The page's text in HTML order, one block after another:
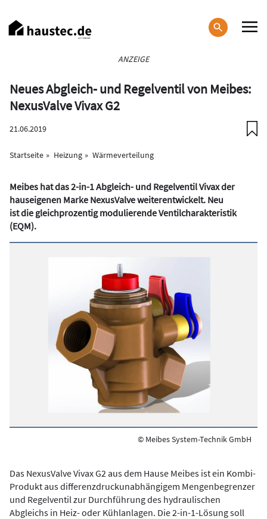
zum
Inhalt
ANZEIGE
Neues Abgleich- und Regelventil von Meibes:
NexusValve Vivax G2
21.06.2019
Startseite Heizung Wärmeverteilung
Meibes hat das 2-in-1 Abgleich- und Regelventil Vivax der
hauseigenen Marke NexusValve weiterentwickelt. Neu
ist die gleichprozentig modulierende Ventilcharakteristik
(EQM).
© Meibes System-Technik GmbH
Das NexusValve Vivax G2 aus dem Hause Meibes ist ein Kombi-
Produkt aus differenzdruckunabhängigem Mengenbegrenzer
und Regelventil zur Durchführung des hydraulischen
Abgleichs in Heiz- oder Kühlanlagen. Die 2-in-1-Lösung soll